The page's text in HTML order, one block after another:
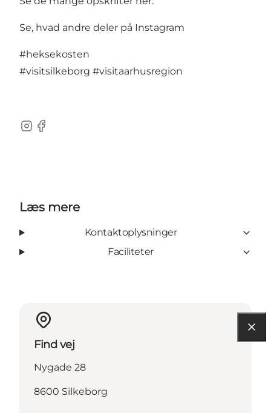
Se, hvad andre deler på Instagram
#heksekosten
#visitsilkeborg #visitaarhusregion
Instagram
Facebook
Læs mere
Kontaktoplysninger
Faciliteter
Find vej
Nygade 28
8600 Silkeborg